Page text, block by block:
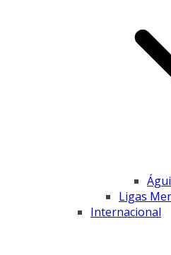
Ligas
Internacional